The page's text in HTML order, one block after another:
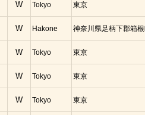
W Tokyo 東京
W Hakone 神奈川県足柄下郡箱
W Tokyo 東京
W Tokyo 東京
W Tokyo 東京